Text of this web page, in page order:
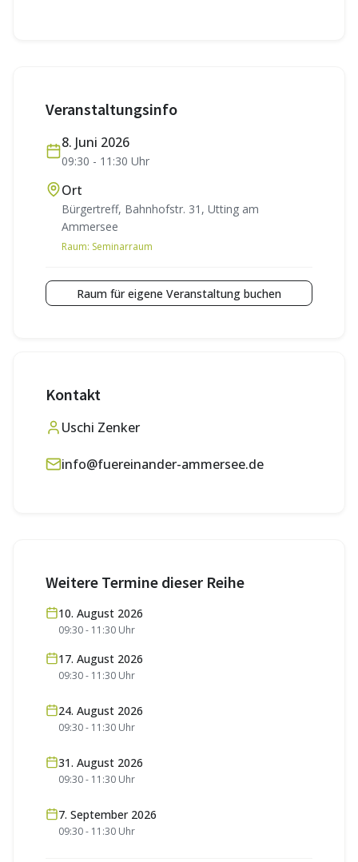
Veranstaltungsinfo
8. Juni 2026
09:30 - 11:30 Uhr
Ort
Bürgertreff, Bahnhofstr. 31, Utting am
Ammersee
Raum: Seminarraum
Raum für eigene Veranstaltung buchen
Kontakt
Uschi Zenker
info@fuereinander-ammersee.de
Weitere Termine dieser Reihe
10. August 2026
09:30- 11:30 Uhr
17. August 2026
09:30- 11:30 Uhr
24. August 2026
09:30- 11:30 Uhr
31. August 2026
09:30- 11:30 Uhr
7. September 2026
09:30- 11:30 Uhr